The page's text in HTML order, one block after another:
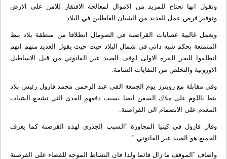
وتقول انها تحتاج للمزيد من الاموال لمعالجة الافتقار للامن على الارض
وتوفير فرص عمل للعديد من الشبان العاطلين في البلاد.
ويعمل غالبية عصابات القراصنة في الصومال انطلاقا من منطقة بلاد بنط
المتمتعة بحكم شبه ذاتي في شمال البلاد حيث حيث يقول العديد منهم انهم
انطلقوا للبحر للمرة الاولى لوقف الصيد غير القانوني من قبل الاساطيل
الاوروبية والتخلص من النفايات السامة.
وفي مقابلة مع رويترز يوم الجمعة القى عبد الرحمن محمد فارول رئيس بلاد
بنط باللوم على ملاك السفن ايضا بسبب دفعهم الفدى التي تشجع الشباب
المعدم على الانضمام الى القراصنة.
وقال فارول في كينيا المجاورة "السبب الجذري لهذه القرصنة كما يعرف
الجميع هو الصيد غير القانوني."
واضاف "الموقف ما زال قائما ولذا فان النشاط الموجه للقضاء على القرصنة